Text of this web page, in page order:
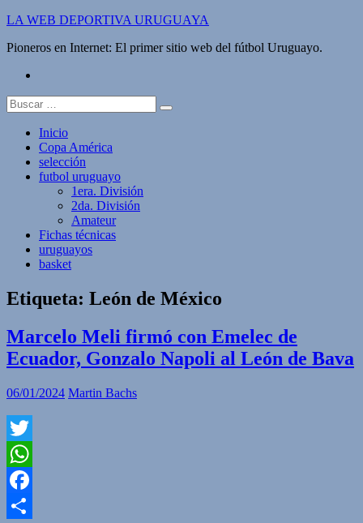
Saltar
contenido
LA WEB DEPORTIVA URUGUAYA
Pioneros en Internet: El primer sitio web del fútbol Uruguayo.
Buscar:
Inicio
Copa América
selección
futbol uruguayo
1era. División
2da. División
Amateur
Fichas técnicas
uruguayos
basket
Etiqueta: León de México
Marcelo Meli firmó con Emelec de
Ecuador, Gonzalo Napoli al León de Bava
06/01/2024 Martin Bachs
Twitter
WhatsApp
Facebook